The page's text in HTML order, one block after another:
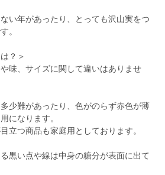
い年があったり、とっても沢山実をつ
。
？＞
味、サイズに関して違いはありませ
少難があったり、色がのらず赤色が薄
になります。
立つ商品も家庭用としております。
黒い点や線は中身の糖分が表面に出て